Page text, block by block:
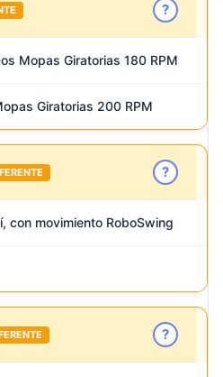
?
Mopas Giratorias 180 RPM
Giratorias 200 RPM
?
con movimiento RoboSwing
?